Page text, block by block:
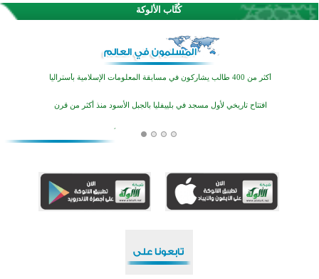
كُتَّاب الألوكة
تيسليتش تختتم برنامجا تعليميا لتعزيز القيم وبناء الشخصية للشباب المسلمين
انطلاق فعاليات "أيام مساجد إستولتس 2026" ببرنامج ديني وثقافي يمتد حتى أغسطس
أكثر من 400 طالب يشاركون في مسابقة المعلومات الإسلامية بأستراليا
افتتاح تاريخي لأول مسجد في بلييفليا بالجبل الأسود منذ أكثر من قرن
منطقة ريبوفسي تحتفل بميلاد مسجد جديد في أجواء إيمانية مميزة
القرآن والتربية في صدارة البرامج الصيفية للمسلمين في بينزا وساراتوف وموردوفيا هذا العام